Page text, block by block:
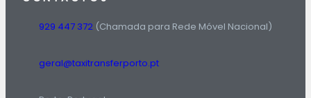
929 447 372 (Chamada para Rede Móvel Nacional)
geral@taxitransferporto.pt